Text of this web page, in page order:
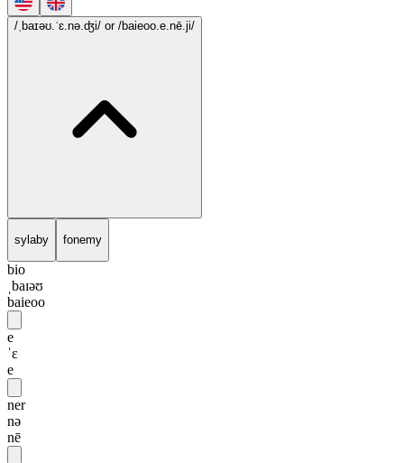
/ˌbaɪəʊ.ˈɛ.nə.ʤi/ or /baieoo.e.nē.ji/
sylaby fonemy
bio
ˌbaɪəʊ
baieoo
e
ˈɛ
e
ner
nə
nē